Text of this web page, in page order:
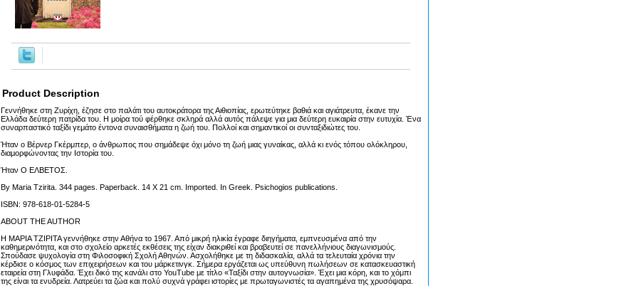
Product Description
Γεννήθηκε στη Ζυρίχη, έζησε στο παλάτι του αυτοκράτορα της Αιθιοπίας, ερωτεύτηκε βαθιά και αγιάτρευτα, έκανε την
Ελλάδα δεύτερη πατρίδα του. Η μοίρα τού φέρθηκε σκληρά αλλά αυτός πάλεψε για μια δεύτερη ευκαιρία στην ευτυχία. Ένα
συναρπαστικό ταξίδι γεμάτο έντονα συναισθήματα η ζωή του. Πολλοί και σημαντικοί οι συνταξιδιώτες του.
Ήταν ο Βέρνερ Γκέρμπερ, ο άνθρωπος που σημάδεψε όχι μόνο τη ζωή μιας γυναίκας, αλλά κι ενός τόπου ολόκληρου,
διαμορφώνοντας την Ιστορία του.
Ήταν Ο ΕΛΒΕΤΟΣ.
By Maria Tzirita. 344 pages. Paperback. 14 X 21 cm. Imported. In Greek. Psichogios publications.
ISBN: 978-618-01-5284-5
ABOUT THE AUTHOR
Η ΜΑΡΙΑ ΤΖΙΡΙΤΑ γεννήθηκε στην Αθήνα το 1967. Από μικρή ηλικία έγραφε διηγήματα, εμπνευσμένα από την
καθημερινότητα, και στο σχολείο αρκετές εκθέσεις της είχαν διακριθεί και βραβευτεί σε πανελλήνιους διαγωνισμούς.
Σπούδασε ψυχολογία στη Φιλοσοφική Σχολή Αθηνών. Ασχολήθηκε με τη διδασκαλία, αλλά τα τελευταία χρόνια την
κέρδισε ο κόσμος των επιχειρήσεων και του μάρκετινγκ. Σήμερα εργάζεται ως υπεύθυνη πωλήσεων σε κατασκευαστική
εταιρεία στη Γλυφάδα. Έχει δικό της κανάλι στο YouTube με τίτλο «Ταξίδι στην αυτογνωσία». Έχει μια κόρη, και το χόμπι
της είναι τα ενυδρεία. Λατρεύει τα ζώα και πολύ συχνά γράφει ιστορίες με πρωταγωνιστές τα αγαπημένα της χρυσόψαρα.